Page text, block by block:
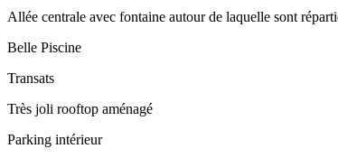
Allée centrale avec fontaine autour de laquelle sont
Belle Piscine
Transats
Très joli rooftop aménagé
Parking intérieur